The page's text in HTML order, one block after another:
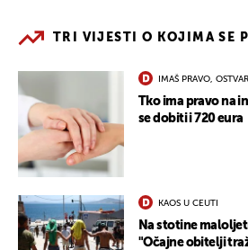
TRI VIJESTI O KOJIMA SE
IMAŠ PRAVO,
Tko ima pravo na
se dobiti i 720 eura
KAOS U CEUTI
Na stotine
"Očajne obitelji